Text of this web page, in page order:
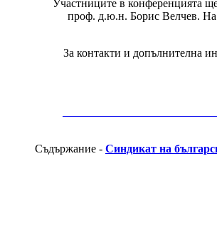
Участниците в конференцията
проф. д.ю.н. Борис Велчев. На
За контакти и допълнителна
Съдържание - Синдикат на